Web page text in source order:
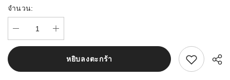
จำนวน:
หยิบลงตะกร้า สนใจสิ้นค้านี้